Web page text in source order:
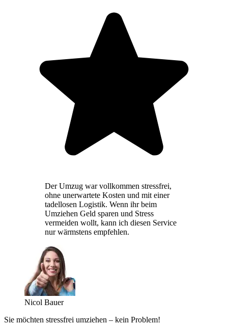
Der Umzug war vollkommen stressfrei,
ohne unerwartete Kosten und mit einer
tadellosen Logistik. Wenn ihr beim
Umziehen Geld sparen und Stress
vermeiden wollt, kann ich diesen Service
nur wärmstens empfehlen.
Nicol Bauer
Sie möchten stressfrei umziehen – kein Problem!